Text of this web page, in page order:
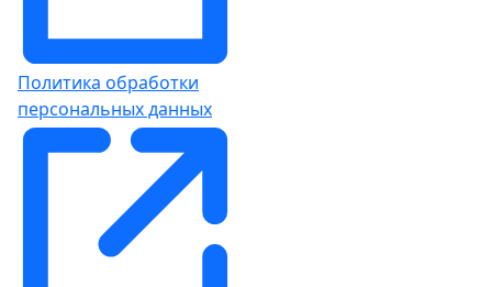
Политика обработки
персональных данных